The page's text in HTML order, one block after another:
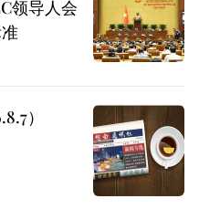
领导人会
）